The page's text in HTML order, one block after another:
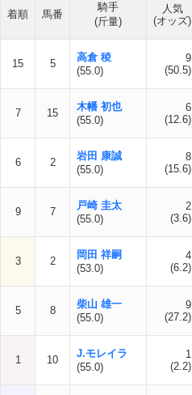
着順 馬番
騎手
(斤量)
人気
(オッズ)
15 5
高倉 稜
(55.0)
9
(50.5)
7 15
木幡 初也
(55.0)
6
(12.6)
6 2
岩田 康誠
(55.0)
8
(15.6)
9 7
戸崎 圭太
(55.0)
2
(3.6)
3 2
岡田 祥嗣
(53.0)
4
(6.2)
5 8
柴山 雄一
(55.0)
9
(27.2)
1 10
J.モレイラ
(55.0)
1
(2.2)